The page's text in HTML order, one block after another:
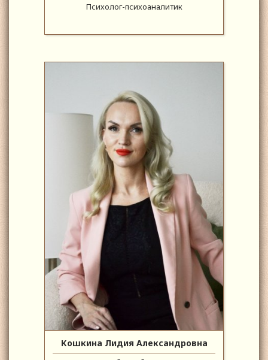
Психолог-психоаналитик
Кошкина Лидия Александровна